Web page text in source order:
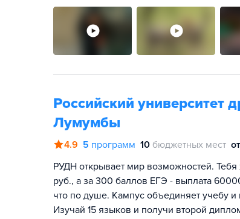
Российский университет
Лумумбы
4.9 5 программ 10 бюджетных мест
РУДН открывает мир возможностей.
руб., а за 300 баллов ЕГЭ - выплата
что по душе. Кампус объединяет учебу
Изучай 15 языков и получи второй